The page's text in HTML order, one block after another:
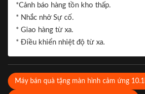
*Cảnh báo hàng tồn kho thấp.
* Nhắc nhở Sự cố.
* Giao hàng từ xa.
* Điều khiển nhiệt độ từ xa.
Máy bán quà tặng màn hình cảm ứng